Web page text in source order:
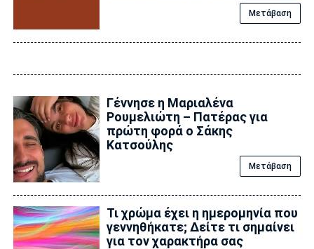
Μετάβαση
Γέννησε η Μαριαλένα
Ρουμελιώτη – Πατέρας για
πρώτη φορά ο Σάκης
Κατσούλης
Μετάβαση
Τι χρώμα έχει η ημερομηνία που
γεννηθήκατε; Δείτε τι σημαίνει
για τον χαρακτήρα σας